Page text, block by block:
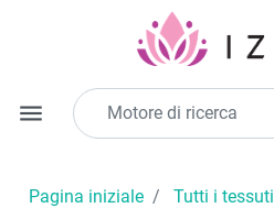
menu
Pagina iniziale Tutti i tessuti